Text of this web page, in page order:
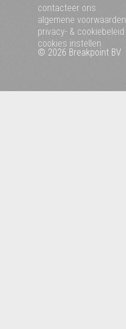
contacteer ons
algemene voorwaarden
privacy- & cookiebeleid
cookies instellen
© 2026 Breakpoint BV